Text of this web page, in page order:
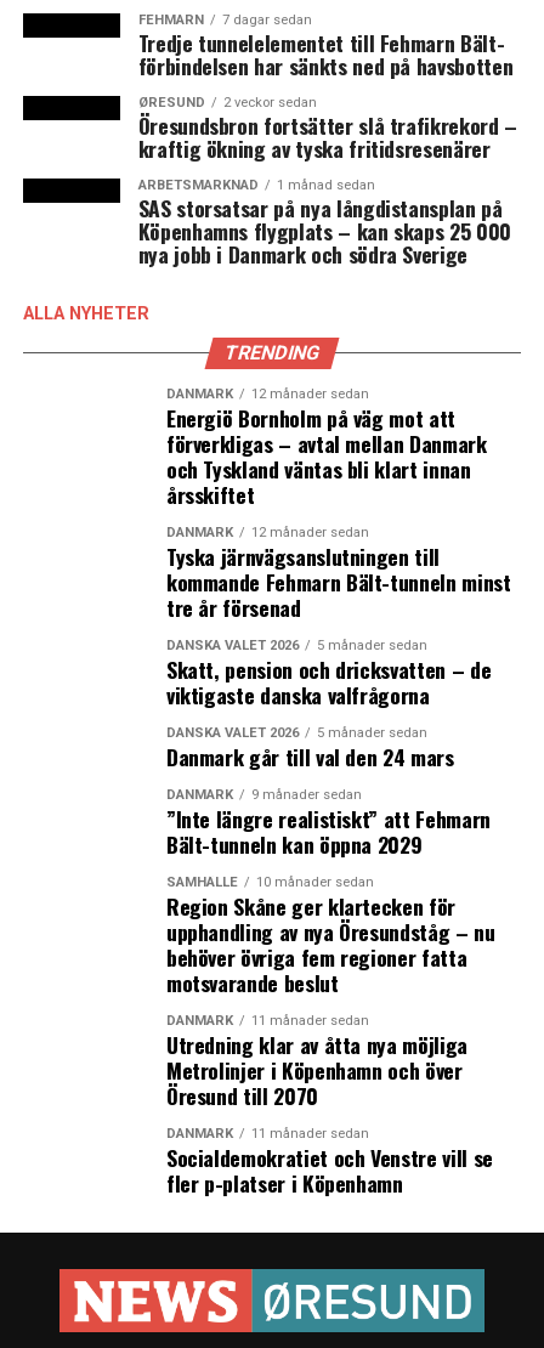
eller mycket missnöjda med folketingspolitikerna enligt
en undersökning från Politikens Skyggekabinett och
Megafon i mars. Och fyra av tio av de missnöjda väljarna
anser att politikerna tänker mer på lön och karriär än
på landets bästa.
Det har pågått en debatt om att dansk politik saknar
innehåll, att politikerna inte går att lita på, att allt styrs
av opinionsmätningar och personfrågor som drivs i
personliga trivialiteter i stället för lösningar, säger den
mångåriga folketingspolitikern Ole Sohn (S) om sina
politikerkollegor till Ugebrevet A4.
– Vi får ett ensidigt Folketing. Men jag kan förstå att om
man är resultatorienterat så väljer man kanske inte
Folketinget för där handlar det om allt annat än att
skapa resultat, säger politikern Mette Bock från det
liberala partiet Liberal Alliance till Ugebrevet A4.
Även de forskare som Ugebrevet A4 har pratat med är
– Folketinget är på väg att uttömma sig själv på
innehåll. Det politiska arbetet föregår i ökad grad i
media och det bekymrar mig hur primitiv diskussionen
är. Den saknar kunskap och nyans. Tilliten till
folketingsmedlemmarna har störtdykt och jag tror at
den offentliga politiska debatten är en väsentlig del av
förklaringen, säger Peter Munk Christiansen, professor i
statsvetenskap vid Aarhus universitet.
Det är just det som Dukkepartiet framhäver. Partiet är
egentligen ett konstnärligt projekt som ifrågasätter
demokratin och sätter fokus på misstron till politikerna.
De har det senaste året haft flera politiska aktioner med
kostymklädde ”politiker” med dockmaskar bland annat
operasång med politikercitat under folketingsdebatter.
– För mig är Dukkepartiet en undersökning av när
teater är politik och tvärtom. Jag gillar också den
visuella delen. Att man för ett ögonblick kan föreställa
sig att det sitter dockor i Folketinget. Det är både helt
galet och appellerar förhoppningsvis också till folks
teaterchef och medgrundare av Dukkepartiet till
Politiken.
FEHMARN 7 dagar sedan
Tredje tunnelelementet till Fehmarn Bält-
förbindelsen har sänkts ned på havsbotten
ØRESUND 2 veckor sedan
Öresundsbron fortsätter slå trafikrekord –
kraftig ökning av tyska fritidsresenärer
ARBETSMARKNAD 1 månad sedan
SAS storsatsar på nya långdistansplan på
Köpenhamns flygplats – kan skaps 25 000
nya jobb i Danmark och södra Sverige
ALLA NYHETER
TRENDING
DANMARK 12 månader sedan
Energiö Bornholm på väg mot att
förverkligas – avtal mellan Danmark
och Tyskland väntas bli klart innan
årsskiftet
DANMARK 12 månader sedan
Tyska järnvägsanslutningen till
kommande Fehmarn Bält-tunneln minst
tre år försenad
DANSKA VALET 2026 5 månader sedan
Skatt, pension och dricksvatten – de
viktigaste danska valfrågorna
DANSKA VALET 2026 5 månader sedan
Danmark går till val den 24 mars
DANMARK 9 månader sedan
”Inte längre realistiskt” att Fehmarn
Bält-tunneln kan öppna 2029
SAMHÄLLE 10 månader sedan
Region Skåne ger klartecken för
upphandling av nya Öresundståg – nu
behöver övriga fem regioner fatta
motsvarande beslut
DANMARK 11 månader sedan
Utredning klar av åtta nya möjliga
Metrolinjer i Köpenhamn och över
Öresund till 2070
DANMARK 11 månader sedan
Socialdemokratiet och Venstre vill se
fler p-platser i Köpenhamn